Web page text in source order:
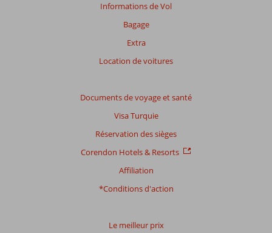
Informations de Vol
Bagage
Extra
Location de voitures
Documents de voyage et santé
Visa Turquie
Réservation des sièges
Corendon Hotels & Resorts
Affiliation
*Conditions d'action
Le meilleur prix